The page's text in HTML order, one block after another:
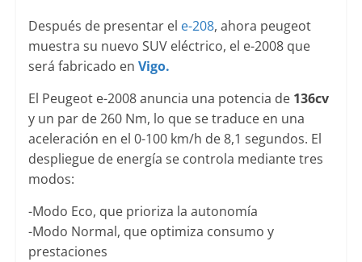
Después de presentar el e-208, ahora peugeot
muestra su nuevo SUV eléctrico, el e-2008 que
será fabricado en Vigo.
El Peugeot e-2008 anuncia una potencia de 136cv
y un par de 260 Nm, lo que se traduce en una
aceleración en el 0-100 km/h de 8,1 segundos. El
despliegue de energía se controla mediante tres
modos:
-Modo Eco, que prioriza la autonomía
-Modo Normal, que optimiza consumo y
prestaciones